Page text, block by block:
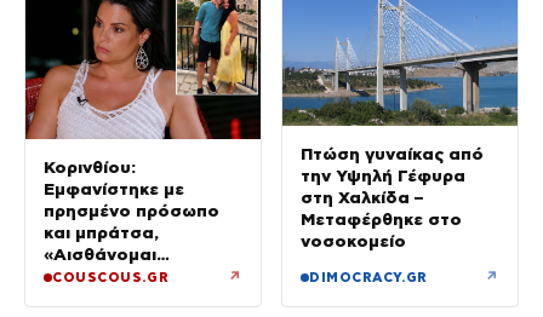
Κορινθίου:
Εμφανίστηκε με
πρησμένο πρόσωπο
και μπράτσα,
«Αισθάνομαι
μπουχτισμένη»
COUSCOUS.GR ↗
Πτώση γυναίκας από
την Υψηλή Γέφυρα
στη Χαλκίδα –
Μεταφέρθηκε στο
νοσοκομείο
DIMOCRACY.GR ↗